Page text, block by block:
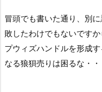
冒頭でも書いた通り、別
敗したわけでもないです
プウィズハンドルを形成
なる狼狽売りは困るな・・